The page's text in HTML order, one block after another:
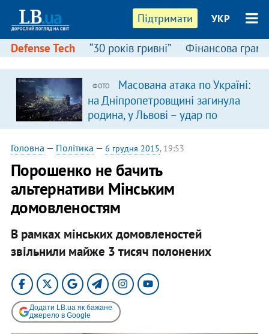
Підтримати УКР
Defense Tech “30 років гривні” Фінансова
ФОТО
Масована атака по Україні:
на Дніпропетровщині загинула
родина, у Львові – удар по
багатоповерхівках
(доповнюється)
Головна — Політика — 6 грудня 2015, 19:53
Порошенко не бачить
альтернативи Мінським
домовленостям
В рамках мінських домовленостей
звільнили майже 3 тисяч полонених
Додати LB.ua як бажане
джерело в Google